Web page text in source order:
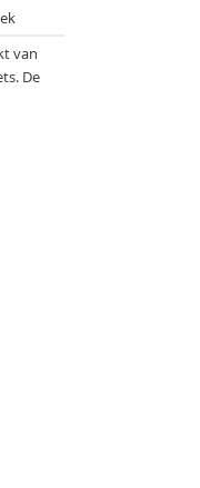
van
De